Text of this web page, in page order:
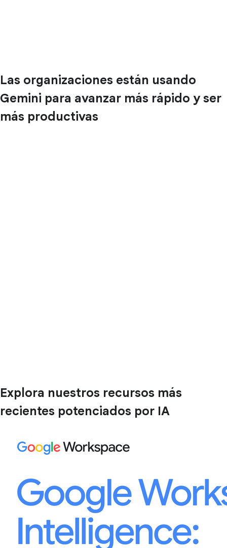
Las organizaciones están usando
Gemini para avanzar más rápido y ser
más productivas
Explora nuestros recursos más
recientes potenciados por IA